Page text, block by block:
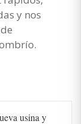
y nos
usina y